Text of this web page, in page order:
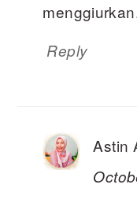
Reply
Astin